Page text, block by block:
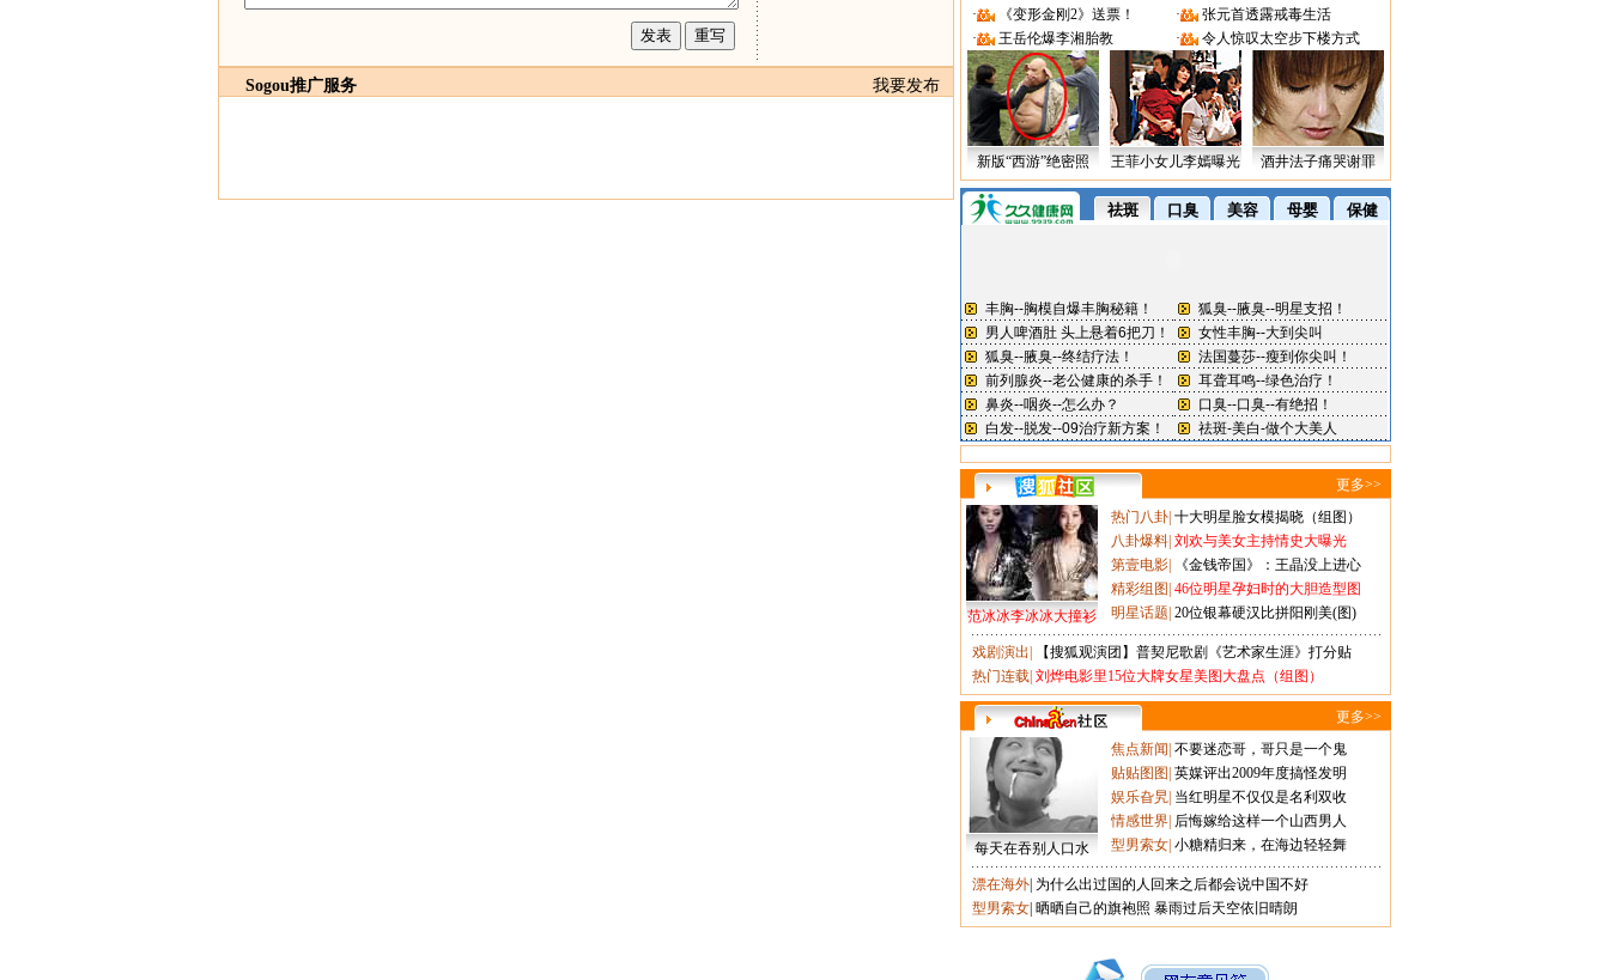
我要发布
Sogou推广服务
·
《变形金刚2》送票！ ·
张元首透露戒毒生活
·
王岳伦爆李湘胎教 · 令人惊叹太空步下楼方式
新版“西游”绝密照 王菲小女儿李嫣曝光 酒井法子痛哭谢罪
更多>>
范冰冰李冰冰大撞衫
热门八卦 十大明星脸女模揭晓（组图）
八卦爆料 刘欢与美女主持情史大曝光
第壹电影
《金钱帝国》：王晶没上进心
精彩组图 46位明星孕妇时的大胆造型图
明星话题 20位银幕硬汉比拼阳刚美(图)
戏剧演出
【搜狐观演团】普契尼歌剧《艺术家生涯》打分贴
热门连载 刘烨电影里15位大牌女星美图大盘点（组图）
更多>>
每天在吞别人口水
焦点新闻 不要迷恋哥，哥只是一个鬼
贴贴图图 英媒评出2009年度搞怪发明
娱乐旮旯 当红明星不仅仅是名利双收
情感世界 后悔嫁给这样一个山西男人
型男索女 小糖精归来，在海边轻轻舞
漂在海外 为什么出过国的人回来之后都会说中国不好
型男索女 晒晒自己的旗袍照 暴雨过后天空依旧晴朗